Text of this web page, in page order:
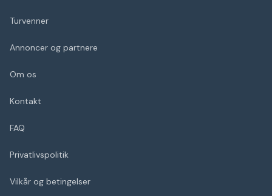
Turvenner
Annoncer og partnere
Om os
Kontakt
FAQ
Privatlivspolitik
Vilkår og betingelser